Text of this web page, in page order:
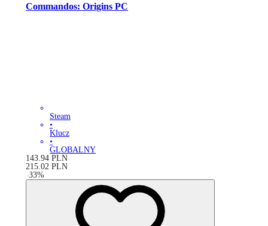
Commandos: Origins PC
Steam
•
Klucz
•
GLOBALNY
143.94 PLN
215.02 PLN
-33%